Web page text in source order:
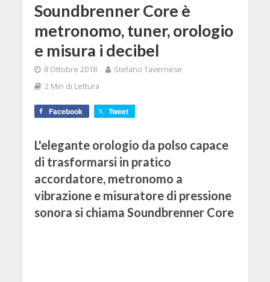
Soundbrenner Core è
metronomo, tuner, orologio
e misura i decibel
8 Ottobre 2018
Stefano Tavernese
2 Min di Lettura
Facebook Tweet
L'elegante orologio da polso capace
di trasformarsi in pratico
accordatore, metronomo a
vibrazione e misuratore di pressione
sonora si chiama Soundbrenner Core